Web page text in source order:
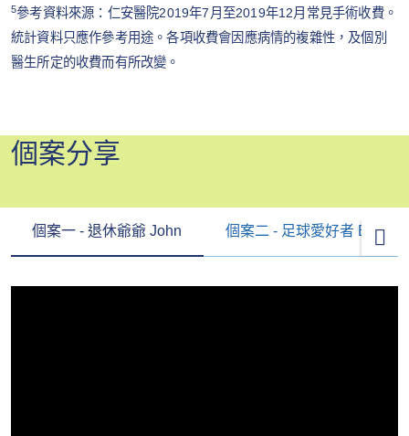
5參考資料來源：仁安醫院2019年7月至2019年12月常見手術收費。
統計資料只應作參考用途。各項收費會因應病情的複雜性，及個別
醫生所定的收費而有所改變。
個案分享
個案一 - 退休爺爺 John 個案二 - 足球愛好者 Brian